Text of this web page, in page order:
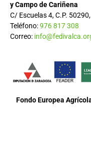
y Campo de Cariñena
C/ Escuelas 4, C.P.
Teléfono:976 817 308
Correo:
Fondo Europea